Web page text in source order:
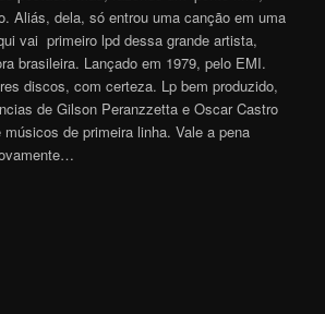
Aliás, dela, só entrou uma canção em uma
vai primeiro lpd dessa grande artista,
brasileira. Lançado em 1979, pelo EMI.
discos, com certeza. Lp bem produzido,
de Gilson Peranzzetta e Oscar Castro
de primeira linha. Vale a pena